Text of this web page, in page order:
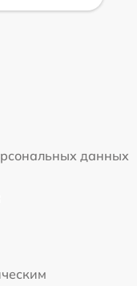
данных